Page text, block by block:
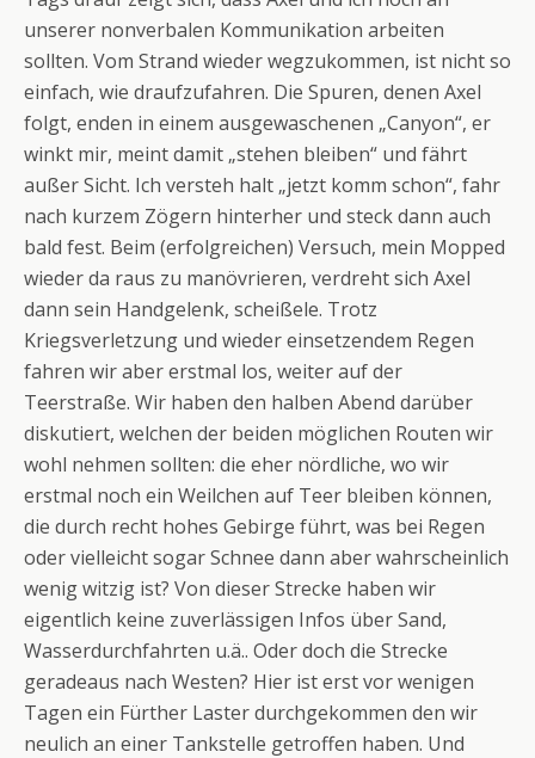
unserer nonverbalen Kommunikation arbeiten
sollten. Vom Strand wieder wegzukommen, ist nicht so
einfach, wie draufzufahren. Die Spuren, denen Axel
folgt, enden in einem ausgewaschenen „Canyon“, er
winkt mir, meint damit „stehen bleiben“ und fährt
außer Sicht. Ich versteh halt „jetzt komm schon“, fahr
nach kurzem Zögern hinterher und steck dann auch
bald fest. Beim (erfolgreichen) Versuch, mein Mopped
wieder da raus zu manövrieren, verdreht sich Axel
dann sein Handgelenk, scheißele. Trotz
Kriegsverletzung und wieder einsetzendem Regen
fahren wir aber erstmal los, weiter auf der
Teerstraße. Wir haben den halben Abend darüber
diskutiert, welchen der beiden möglichen Routen wir
wohl nehmen sollten: die eher nördliche, wo wir
erstmal noch ein Weilchen auf Teer bleiben können,
die durch recht hohes Gebirge führt, was bei Regen
oder vielleicht sogar Schnee dann aber wahrscheinlich
wenig witzig ist? Von dieser Strecke haben wir
eigentlich keine zuverlässigen Infos über Sand,
Wasserdurchfahrten u.ä.. Oder doch die Strecke
geradeaus nach Westen? Hier ist erst vor wenigen
Tagen ein Fürther Laster durchgekommen den wir
neulich an einer Tankstelle getroffen haben. Und